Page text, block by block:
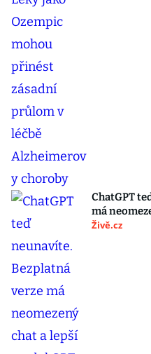
ChatGPT
má
Živě.cz